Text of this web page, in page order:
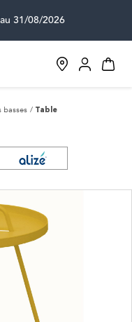
31/08/2026
basses Table